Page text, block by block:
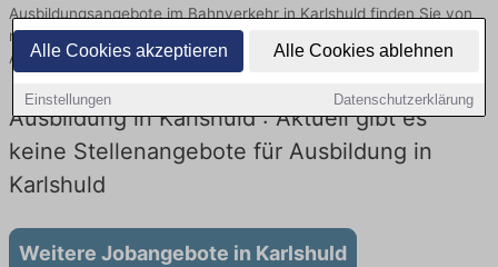
Alle Cookies akzeptieren Alle Cookies ablehnen
Einstellungen Datenschutzerklärung
Ausbildungsangebote im Bahnverkehr in Karlshuld finden Sie von
namhaften Firmen. Entdecken Sie freie Optionen von Top-
Arbeitgebern und bewerben Sie sich noch heute.
Ausbildung in Karlshuld : Aktuell gibt es
keine Stellenangebote für Ausbildung in
Karlshuld
Weitere Jobangebote in Karlshuld